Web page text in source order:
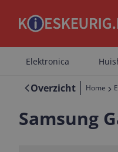
Elektronica
Overzicht Home
Samsung